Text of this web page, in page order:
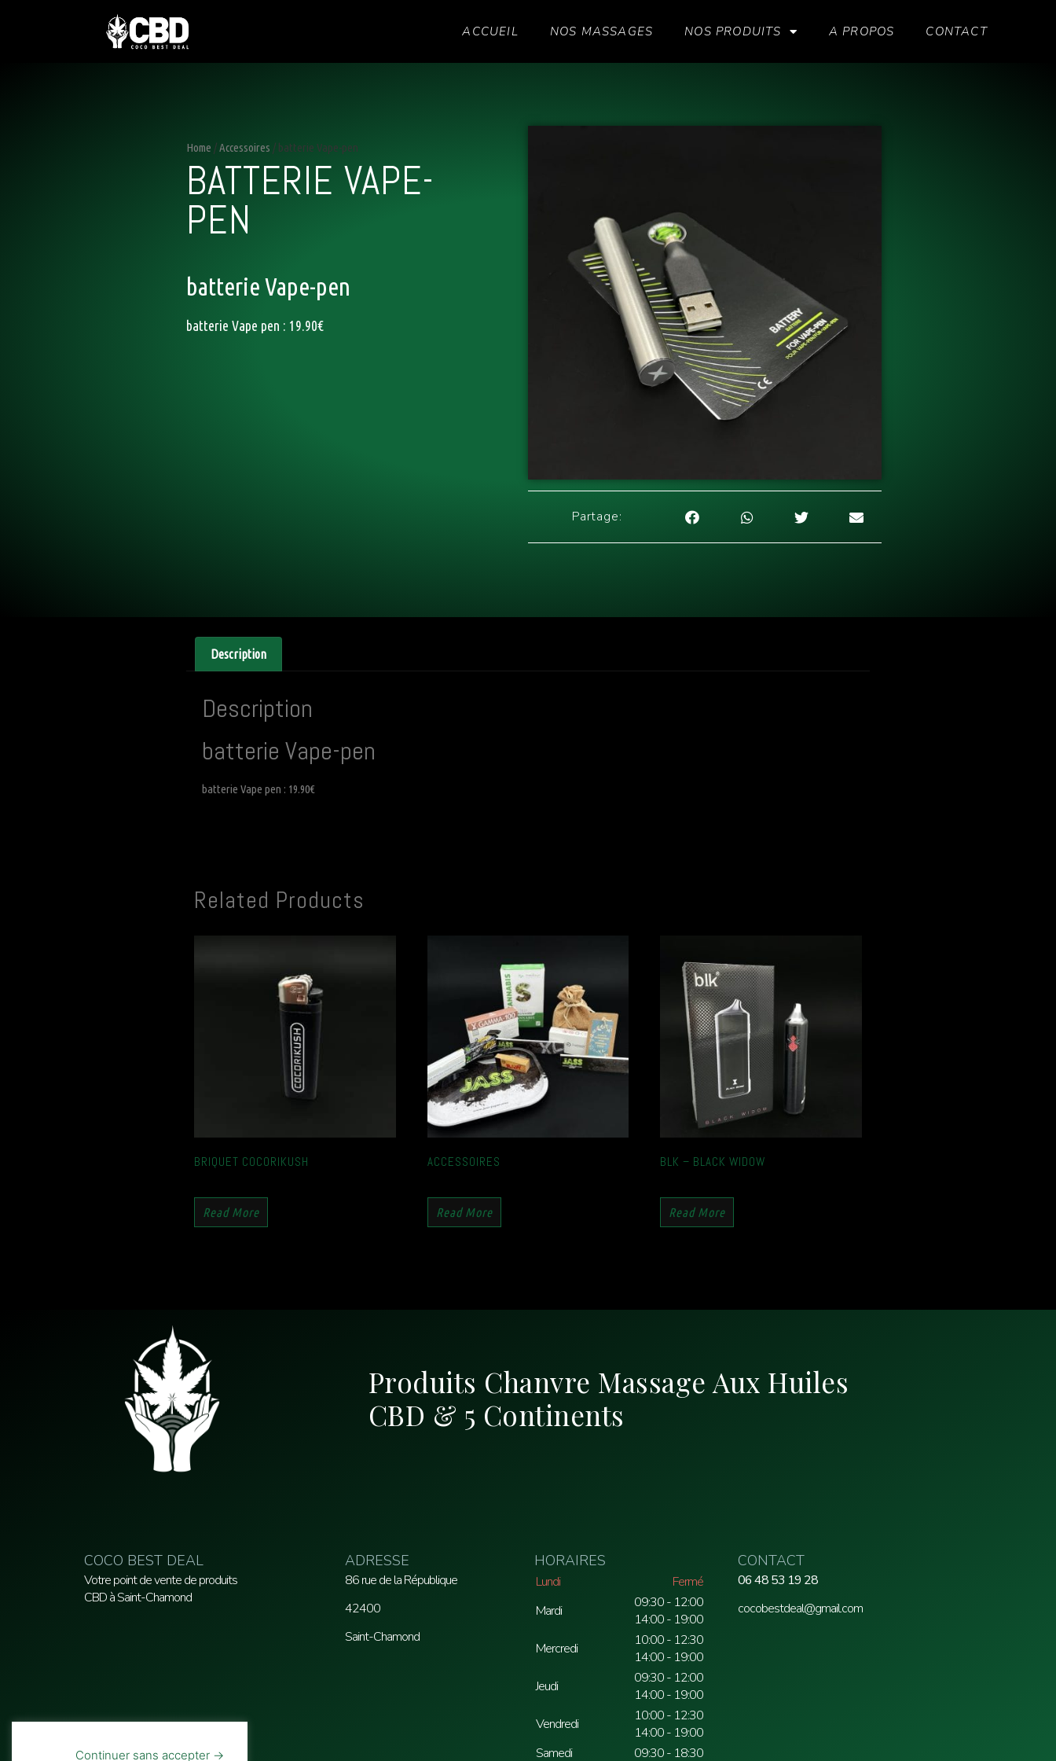
ACCUEIL NOS MASSAGES NOS PRODUITS A PROPOS CONTACT
Home /Accessoires / batterie Vape-pen
BATTERIE VAPE-
PEN
batterie Vape-pen
batterie Vape pen : 19.90€
Partage:
Description
Description
batterie Vape-pen
batterie Vape pen : 19.90€
Related Products
BRIQUET COCORIKUSH
Read More
ACCESSOIRES
Read More
BLK – BLACK WIDOW
Read More
Produits Chanvre Massage Aux Huiles
CBD & 5 Continents
COCO BEST DEAL
Votre point de vente de produits
CBD à Saint-Chamond
ADRESSE
86 rue de la République
42400
Saint-Chamond
HORAIRES
Lundi
Fermé
Mardi
09:30 - 12:00
14:00 - 19:00
Mercredi
10:00 - 12:30
14:00 - 19:00
Jeudi
09:30 - 12:00
14:00 - 19:00
Vendredi
10:00 - 12:30
14:00 - 19:00
Samedi
09:30 - 18:30
CONTACT
06 48 53 19 28
cocobestdeal@gmail.com
Continuer sans accepter →